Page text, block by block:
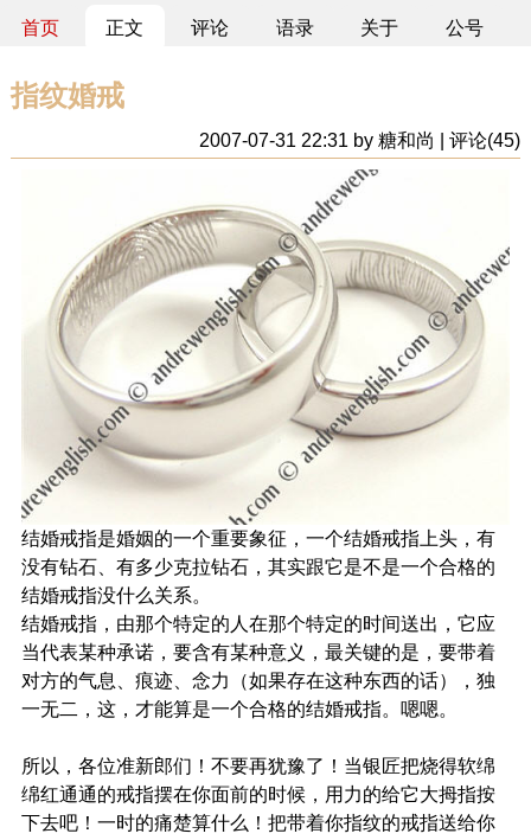
首页 正文 评论 语录 关于 公号
指纹婚戒
2007-07-31 22:31 by 糖和尚 | 评论(45)
结婚戒指是婚姻的一个重要象征，一个结婚戒指上头，有
没有钻石、有多少克拉钻石，其实跟它是不是一个合格的
结婚戒指没什么关系。
结婚戒指，由那个特定的人在那个特定的时间送出，它应
当代表某种承诺，要含有某种意义，最关键的是，要带着
对方的气息、痕迹、念力（如果存在这种东西的话），独
一无二，这，才能算是一个合格的结婚戒指。嗯嗯。
所以，各位准新郎们！不要再犹豫了！当银匠把烧得软绵
绵红通通的戒指摆在你面前的时候，用力的给它大拇指按
下去吧！一时的痛楚算什么！把带着你指纹的戒指送给你